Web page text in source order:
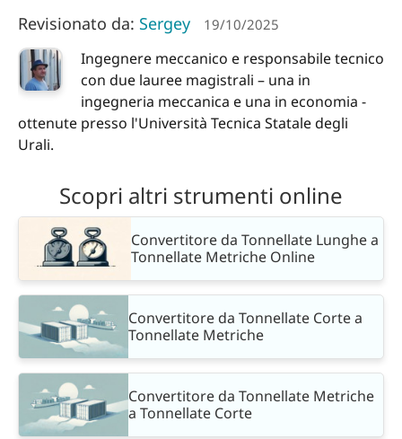
Revisionato da: Sergey 19/10/2025
Ingegnere meccanico e responsabile tecnico
con due lauree magistrali – una in
ingegneria meccanica e una in economia -
ottenute presso l'Università Tecnica Statale degli
Urali.
Scopri altri strumenti online
Convertitore da Tonnellate Lunghe a
Tonnellate Metriche Online
Convertitore da Tonnellate Corte a
Tonnellate Metriche
Convertitore da Tonnellate Metriche
a Tonnellate Corte